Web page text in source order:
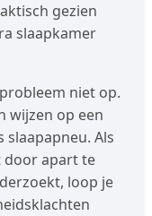
gezien
slaapkamer
niet op.
wijzen op een
Als
door apart te
loop je